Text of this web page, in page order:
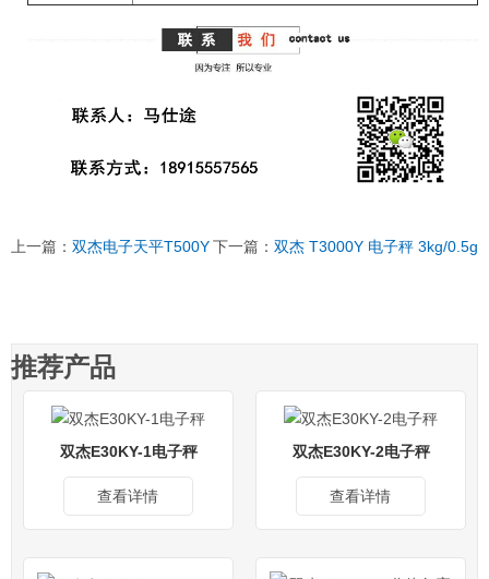
上一篇： 双杰电子天平T500Y下一篇： 双杰 T3000Y 电子秤 3kg/0.5g
推荐产品
双杰E30KY-1电子秤
查看详情
双杰E30KY-2电子秤
查看详情